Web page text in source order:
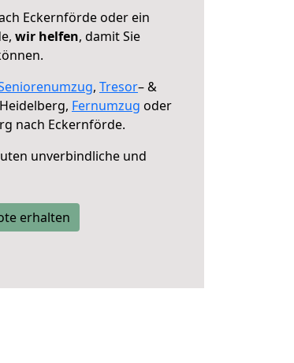
Eckernförde oder ein
wir helfen, damit Sie
, Tresor– &
Fernumzug oder
nach Eckernförde.
unverbindliche und
erhalten